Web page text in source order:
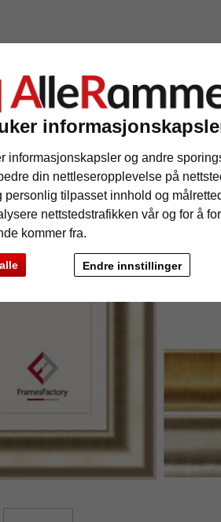
informasjonskapsler og andre
din nettleseropplevelse på
personlig tilpasset innhold og
nettstedstrafikken vår og for å
kommer fra.
Endre innstillinger
Fraktkostnadene er 175 kruansett hvor
Rosa
Rosa